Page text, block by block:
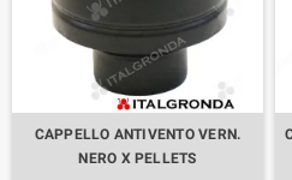
CAPPELLO ANTIVENTO VERN.
NERO X PELLETS